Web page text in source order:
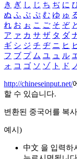
き ぎ し じ ち ぢ に
ぬ ふ ぶ ぷ む ゆ ゅ
れ お ぉ こ ご そ ぞ
ア ァ カ サ ザ タ ダ
ギ シ ジ チ ヂ ニ ヒ
フ ブ プ ム ユ ュ ル
ォ コ ゴ ソ ゾ ト ド
http://chineseinput.net/
할 수 있습니다.
변환된 중국어를 복
예시)
中文 을 입력하